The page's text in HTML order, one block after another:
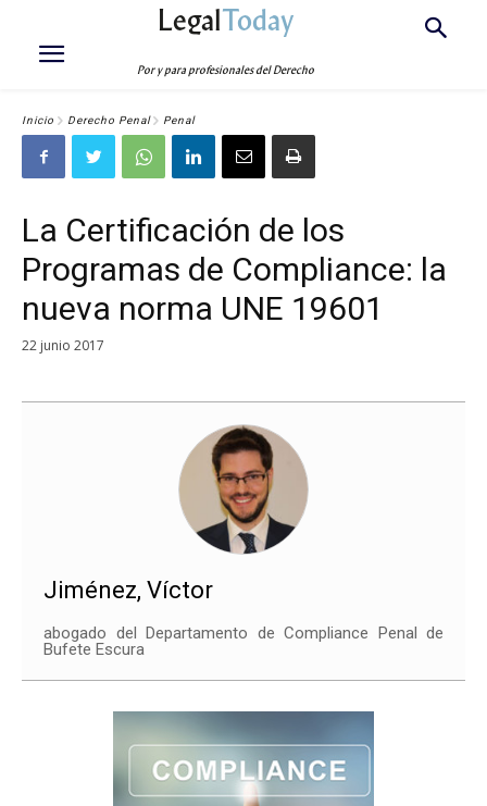
LegalToday
Por y para profesionales del Derecho
Inicio Derecho Penal Penal
La Certificación de los
Programas de Compliance: la
nueva norma UNE 19601
22 junio 2017
Jiménez, Víctor
abogado del Departamento de Compliance Penal de
Bufete Escura